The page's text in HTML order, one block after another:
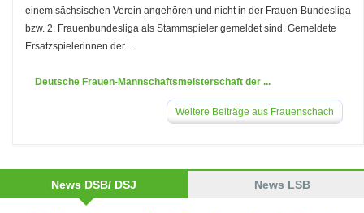
einem sächsischen Verein angehören und nicht in der Frauen-Bundesliga
bzw. 2. Frauenbundesliga als Stammspieler gemeldet sind. Gemeldete
Ersatzspielerinnen der ...
Deutsche Frauen-Mannschaftsmeisterschaft der ...
Weitere Beiträge aus Frauenschach
News DSB/ DSJ News LSB